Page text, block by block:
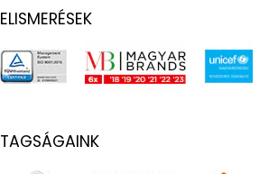
ELISMERÉSEK
TAGSÁGAINK